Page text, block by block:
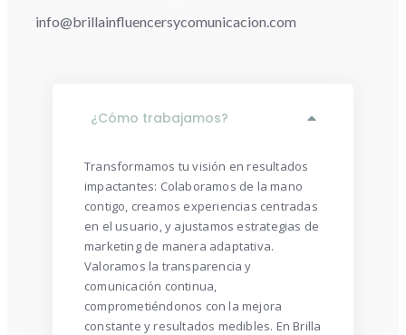
info@brillainfluencersycomunicacion.com
¿Cómo trabajamos?
Transformamos tu visión en resultados
impactantes: Colaboramos de la mano
contigo, creamos experiencias centradas
en el usuario, y ajustamos estrategias de
marketing de manera adaptativa.
Valoramos la transparencia y
comunicación continua,
comprometiéndonos con la mejora
constante y resultados medibles. En Brilla